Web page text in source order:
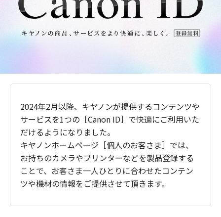
2024年2月以降、キヤノンが提供するコンテンツや
サービスを1つの［Canon ID］で快適にご利用いた
だけるようになりました。
キヤノンホームページ［個人のお客さま］では、
お持ちのカメラやプリンターなどを製品登録する
ことで、お客さま一人ひとりに合わせたコンテン
ツや機材の情報をご提供させて頂きます。